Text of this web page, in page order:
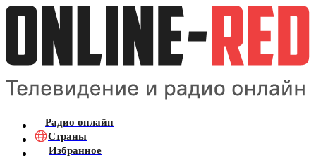
Радио онлайн
Страны
Избранное